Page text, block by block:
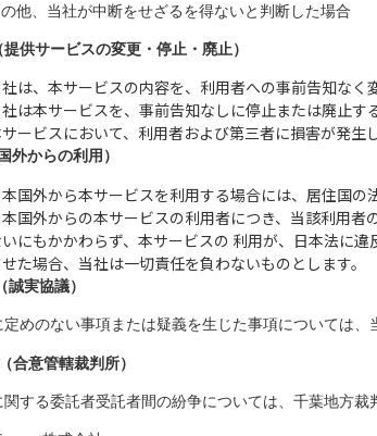
の他、当社が中断をせざるを得ないと判断した場合
供サービスの変更・停止・廃止）
は、本サービスの内容を、利用者への事前告知なく
は本サービスを、事前告知なしに停止または廃止す
ービスにおいて、利用者および第三者に損害が発生
外からの利用）
本国外から本サービスを利用する場合には、居住国の
本国外からの本サービスの利用者につき、当該利用
にもかかわらず、本サービスの 利用が、日本法に
せた場合、当社は一切責任を負わないものとします。
誠実協議）
定めのない事項または疑義を生じた事項については
合意管轄裁判所）
関する委託者受託者間の紛争については、千葉地方裁